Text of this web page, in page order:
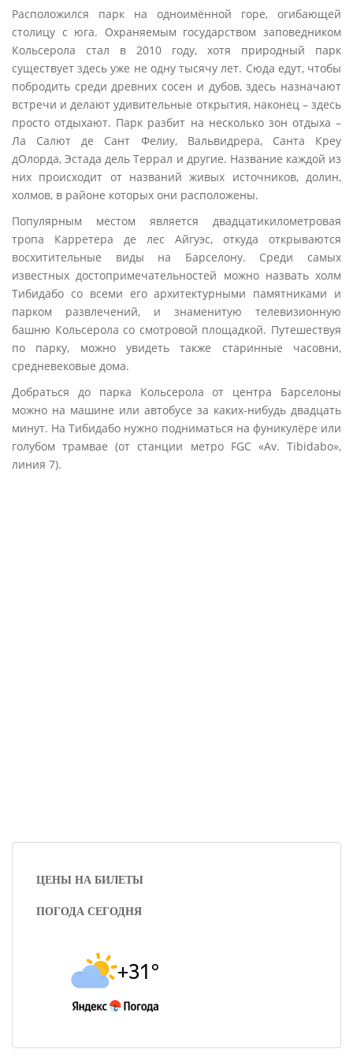
Расположился парк на одноимённой горе, огибающей
столицу с юга. Охраняемым государством заповедником
Кольсерола стал в 2010 году, хотя природный парк
существует здесь уже не одну тысячу лет. Сюда едут, чтобы
побродить среди древних сосен и дубов, здесь назначают
встречи и делают удивительные открытия, наконец – здесь
просто отдыхают. Парк разбит на несколько зон отдыха –
Ла Салют де Сант Фелиу, Вальвидрера, Санта Креу
дОлорда, Эстада дель Террал и другие. Название каждой из
них происходит от названий живых источников, долин,
холмов, в районе которых они расположены.
Популярным местом является двадцатикилометровая
тропа Карретера де лес Айгуэс, откуда открываются
восхитительные виды на Барселону. Среди самых
известных достопримечательностей можно назвать холм
Тибидабо со всеми его архитектурными памятниками и
парком развлечений, и знаменитую телевизионную
башню Кольсерола со смотровой площадкой. Путешествуя
по парку, можно увидеть также старинные часовни,
средневековые дома.
Добраться до парка Кольсерола от центра Барселоны
можно на машине или автобусе за каких-нибудь двадцать
минут. На Тибидабо нужно подниматься на фуникулёре или
голубом трамвае (от станции метро FGC «Av. Tibidabo»,
линия 7).
ЦЕНЫ НА БИЛЕТЫ
ПОГОДА СЕГОДНЯ